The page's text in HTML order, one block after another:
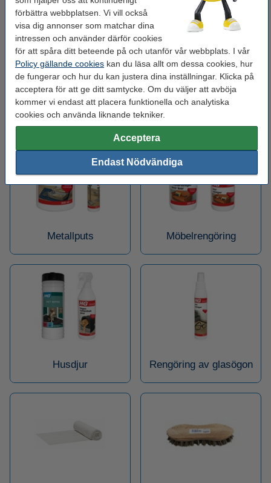
förbättra webbplatsen. Vi vill också
visa dig annonser som matchar dina
intressen och använder därför cookies
för att spåra ditt beteende på och utanför vår webbplats. I vår
Policy gällande cookies kan du läsa allt om dessa cookies, hur
de fungerar och hur du kan justera dina inställningar. Klicka på
acceptera för att ge ditt samtycke. Om du väljer att avböja
kommer vi endast att placera funktionella och analytiska
cookies och använda liknande tekniker.
Acceptera
Endast Nödvändiga
Bilvårdsprodukter
Fläckborttagningsmedel
Metallputs Möbelrengöring
Husdjur Rengöring av glasögon